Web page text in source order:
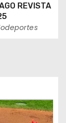
REVISTA